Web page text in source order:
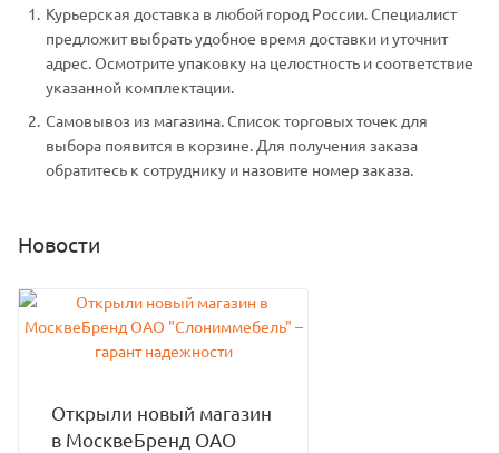
Курьерская доставка в любой город России. Специалист
предложит выбрать удобное время доставки и уточнит
адрес. Осмотрите упаковку на целостность и соответствие
указанной комплектации.
Самовывоз из магазина. Список торговых точек для
выбора появится в корзине. Для получения заказа
обратитесь к сотруднику и назовите номер заказа.
Новости
Открыли новый магазин
в МосквеБренд ОАО